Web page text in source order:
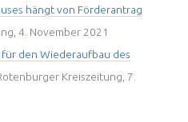
hängt von Förderantrag
4. November 2021
den Wiederaufbau des
Kreiszeitung, 7.